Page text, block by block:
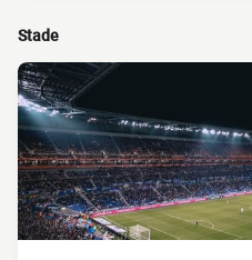
Stade